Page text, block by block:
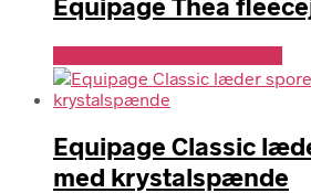
Equipage Classic
med krystalspænde